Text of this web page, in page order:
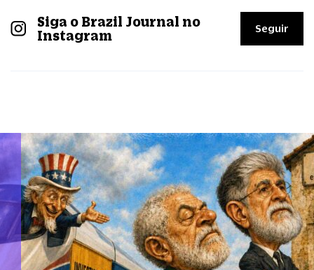
Siga o Brazil Journal no
Instagram
Seguir